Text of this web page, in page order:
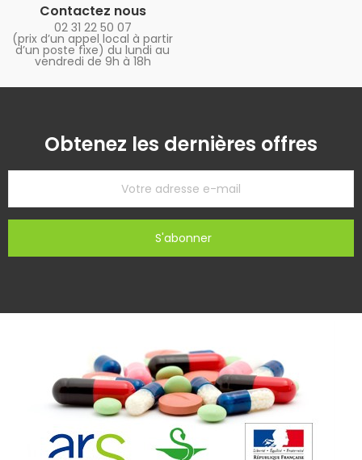
Contactez nous
02 31 22 50 07
(prix d’un appel local à partir
d’un poste fixe) du lundi au
vendredi de 9h à 18h
Obtenez les dernières offres
S'abonner